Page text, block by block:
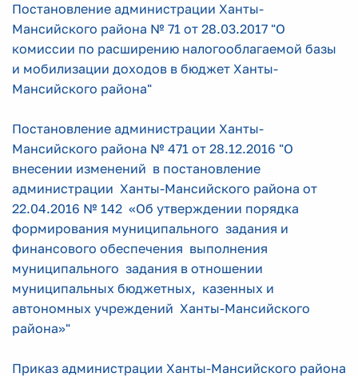
Постановление администрации Ханты-
Мансийского района № 71 от 28.03.2017 "О
комиссии по расширению налогооблагаемой базы
и мобилизации доходов в бюджет Ханты-
Мансийского района"
Постановление администрации Ханты-
Мансийского района № 471 от 28.12.2016 "О
внесении изменений в постановление
администрации Ханты-Мансийского района от
22.04.2016 № 142 «Об утверждении порядка
формирования муниципального задания и
финансового обеспечения выполнения
муниципального задания в отношении
муниципальных бюджетных, казенных и
автономных учреждений Ханты-Мансийского
района»"
Приказ администрации Ханты-Мансийского района